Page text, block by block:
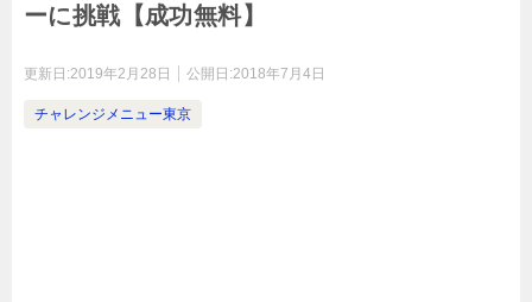
ーに挑戦【成功無料】
更新日:2019年2月28日 公開日:2018年7月4日
チャレンジメニュー東京